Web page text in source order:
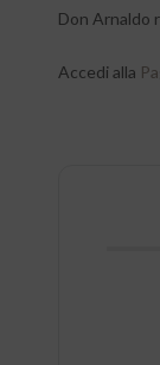
Don Arnaldo
Accedi alla